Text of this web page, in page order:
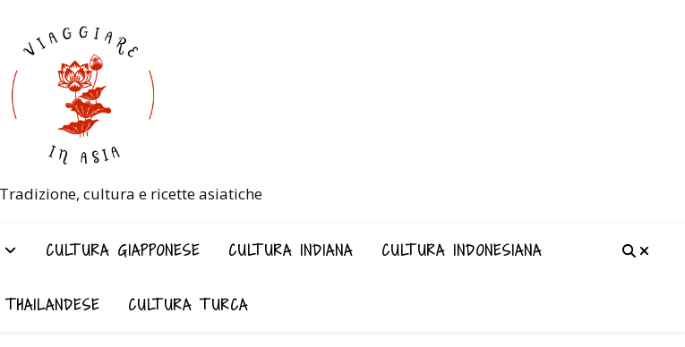
cultura e ricette asiatiche
CULTURA GIAPPONESE CULTURA INDIANA CULTURA INDONESIANA
CULTURA TURCA